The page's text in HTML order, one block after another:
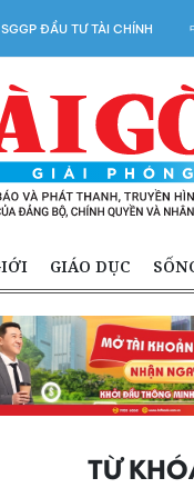
SGGP ĐẦU TƯ TÀI CHÍNH
GIÁO DỤC
TỪ